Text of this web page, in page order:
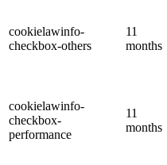
cookielawinfo-
checkbox-others
11
months
cookielawinfo-
checkbox-
performance
11
months